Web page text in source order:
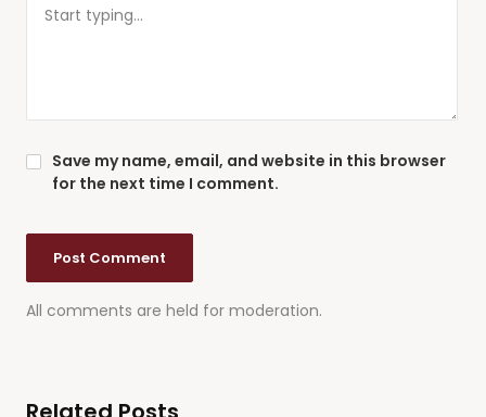
All comments are held for moderation.
Save my name, email, and website in this browser
for the next time I comment.